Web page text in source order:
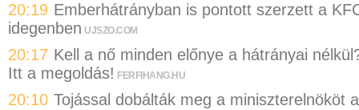
20:19 Emberhátrányban is pontott szerzett a
idegenben UJSZO.COM
20:17 Kell a nő minden előnye a hátrányai
Itt a megoldás! FERFIHANG.HU
20:10 Tojással dobálták meg a miniszterelnököt a